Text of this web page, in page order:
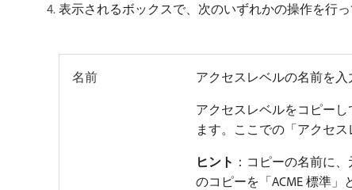
表示されるボックスで、次のいずれかの操作を行
名前 アクセスレベルの名前を入
アクセスレベルをコピー
ます。ここでの「アクセ
ヒント ：コピーの名前に
のコピーを「ACME 標準」